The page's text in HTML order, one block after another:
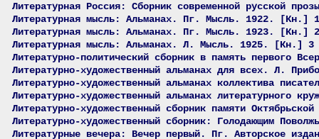
Литературная Россия: Сборник современной русской
Литературная мысль: Альманах. Пг. Мысль. 1922. [Кн.] 1
Литературная мысль: Альманах. Пг. Мысль. 1923. [Кн.] 2
Литературная мысль: Альманах. Л. Мысль. 1925. [Кн.] 3
Литературно-политический сборник в память первого
Литературно-художественный альманах для всех. Л.
Литературно-художественный альманах коллектива
Литературно-художественный альманах литературного
Литературно-художественный сборник памяти
Литературно-художественный сборник: Голодающим
Литературные вечера: Вечер первый. Пг. Авторское